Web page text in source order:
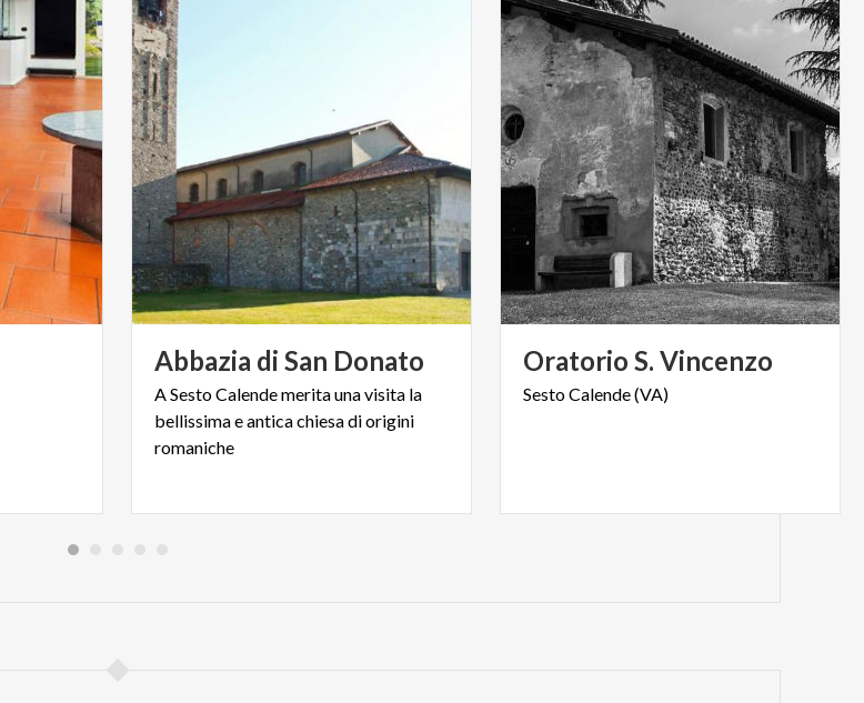
Abbazia di San Donato
A Sesto Calende merita una visita la
bellissima e antica chiesa di origini
romaniche
Oratorio S. Vincenzo
SestoCalende(VA)